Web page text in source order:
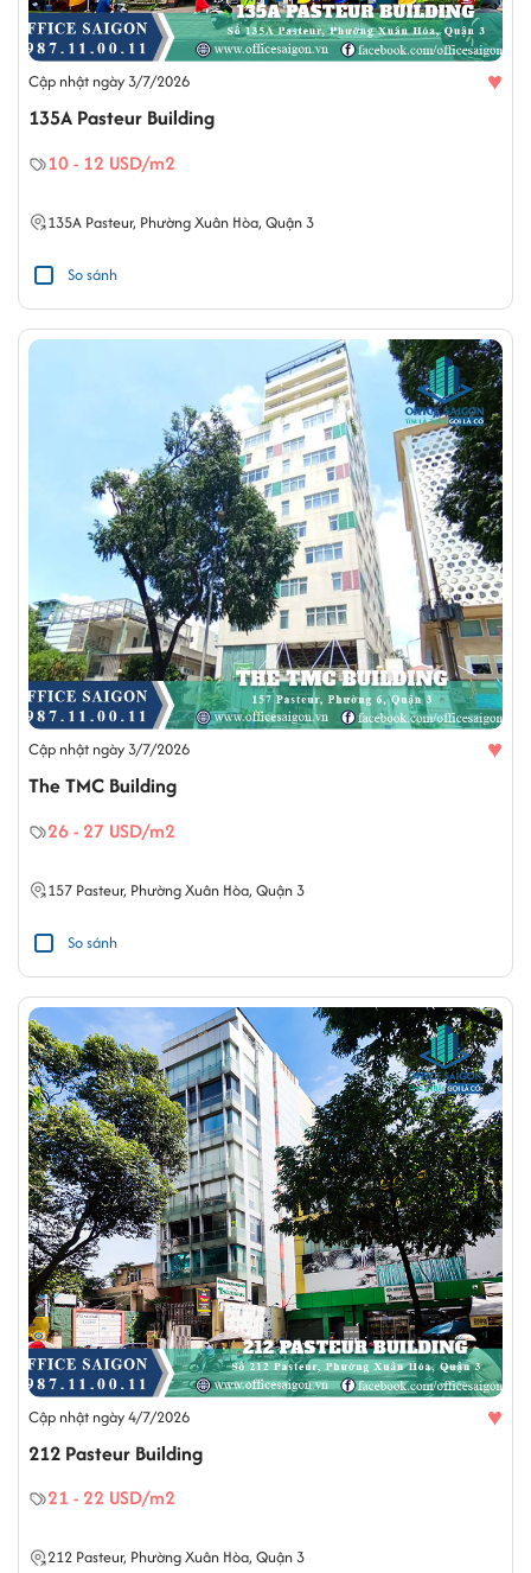
Cập nhật ngày 3/7/2026 ♥
135A Pasteur Building
10 - 12 USD/m2
135A Pasteur, Phường Xuân Hòa, Quận 3
So sánh
Cập nhật ngày 3/7/2026 ♥
The TMC Building
26 - 27 USD/m2
157 Pasteur, Phường Xuân Hòa, Quận 3
So sánh
Cập nhật ngày 4/7/2026 ♥
212 Pasteur Building
21 - 22 USD/m2
212 Pasteur, Phường Xuân Hòa, Quận 3